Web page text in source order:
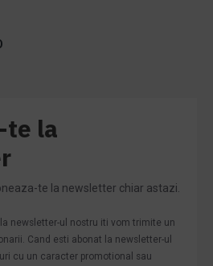
te la
te la newsletter chiar astazi.
newsletter-ul nostru iti vom trimite un
Cand esti abonat la newsletter-ul
cu un caracter promotional sau